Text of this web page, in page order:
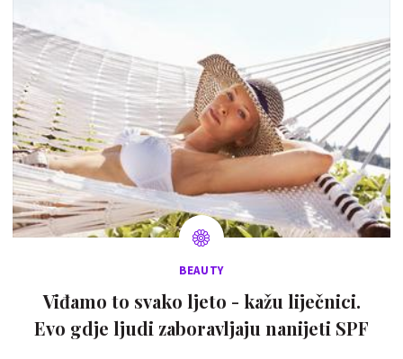
BEAUTY
Viđamo to svako ljeto - kažu liječnici.
Evo gdje ljudi zaboravljaju nanijeti SPF